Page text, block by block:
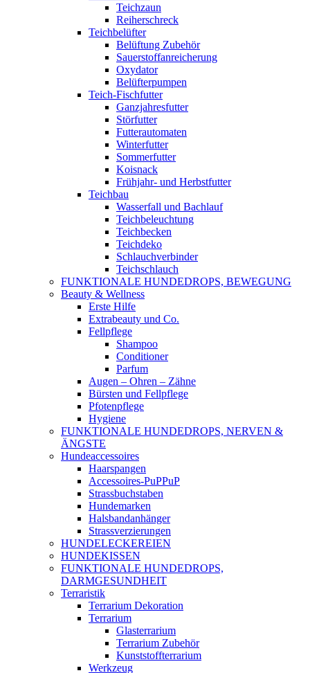
Teichzaun
Reiherschreck
Teichbelüfter
Belüftung Zubehör
Sauerstoffanreicherung
Oxydator
Belüfterpumpen
Teich-Fischfutter
Ganzjahresfutter
Störfutter
Futterautomaten
Winterfutter
Sommerfutter
Koisnack
Frühjahr- und Herbstfutter
Teichbau
Wasserfall und Bachlauf
Teichbeleuchtung
Teichbecken
Teichdeko
Schlauchverbinder
Teichschlauch
FUNKTIONALE HUNDEDROPS, BEWEGUNG
Beauty & Wellness
Erste Hilfe
Extrabeauty und Co.
Fellpflege
Shampoo
Conditioner
Parfum
Augen – Ohren – Zähne
Bürsten und Fellpflege
Pfotenpflege
Hygiene
FUNKTIONALE HUNDEDROPS, NERVEN &
ÄNGSTE
Hundeaccessoires
Haarspangen
Accessoires-PuPPuP
Strassbuchstaben
Hundemarken
Halsbandanhänger
Strassverzierungen
HUNDELECKEREIEN
HUNDEKISSEN
FUNKTIONALE HUNDEDROPS,
DARMGESUNDHEIT
Terraristik
Terrarium Dekoration
Terrarium
Glasterrarium
Terrarium Zubehör
Kunststoffterrarium
Werkzeug